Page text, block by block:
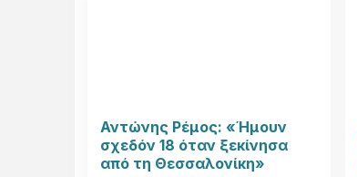
Αντώνης Ρέμος: «Ήμουν
σχεδόν 18 όταν ξεκίνησα
από τη Θεσσαλονίκη»